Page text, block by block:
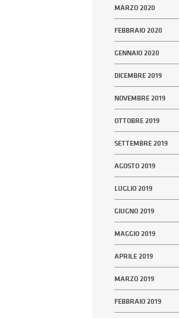
MARZO 2020
FEBBRAIO 2020
GENNAIO 2020
DICEMBRE 2019
NOVEMBRE 2019
OTTOBRE 2019
SETTEMBRE 2019
AGOSTO 2019
LUGLIO 2019
GIUGNO 2019
MAGGIO 2019
APRILE 2019
MARZO 2019
FEBBRAIO 2019